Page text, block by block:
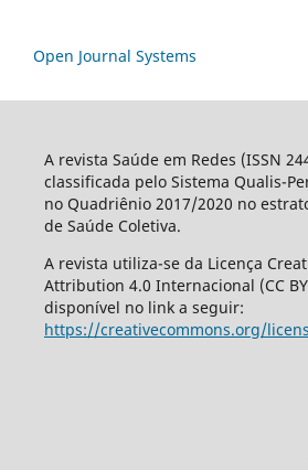
Open Journal Systems
A revista Saúde em Redes (ISSN
classificada pelo Sistema Qualis-
no Quadriênio 2017/2020 no
de Saúde Coletiva.
A revista utiliza-se da Licença
Attribution 4.0 Internacional (CC
disponível no link a seguir:
https://creativecommons.org/